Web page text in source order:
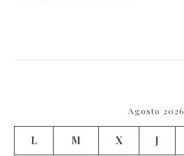
Agosto 2026
L M X J